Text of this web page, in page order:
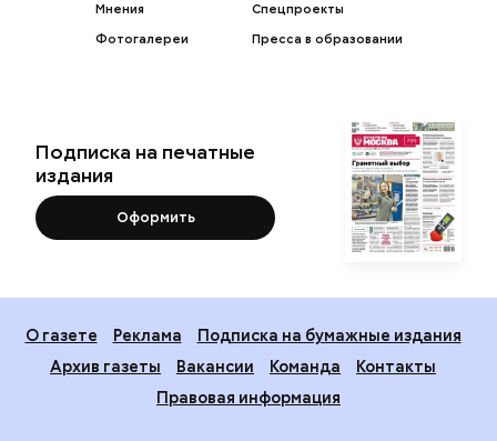
Мнения
Фотогалереи
Спецпроекты
Пресса в образовании
Подписка на печатные
издания
Оформить
О газете Реклама
Подписка на бумажные издания
Архив газеты
Вакансии Команда
Контакты
Правовая информация